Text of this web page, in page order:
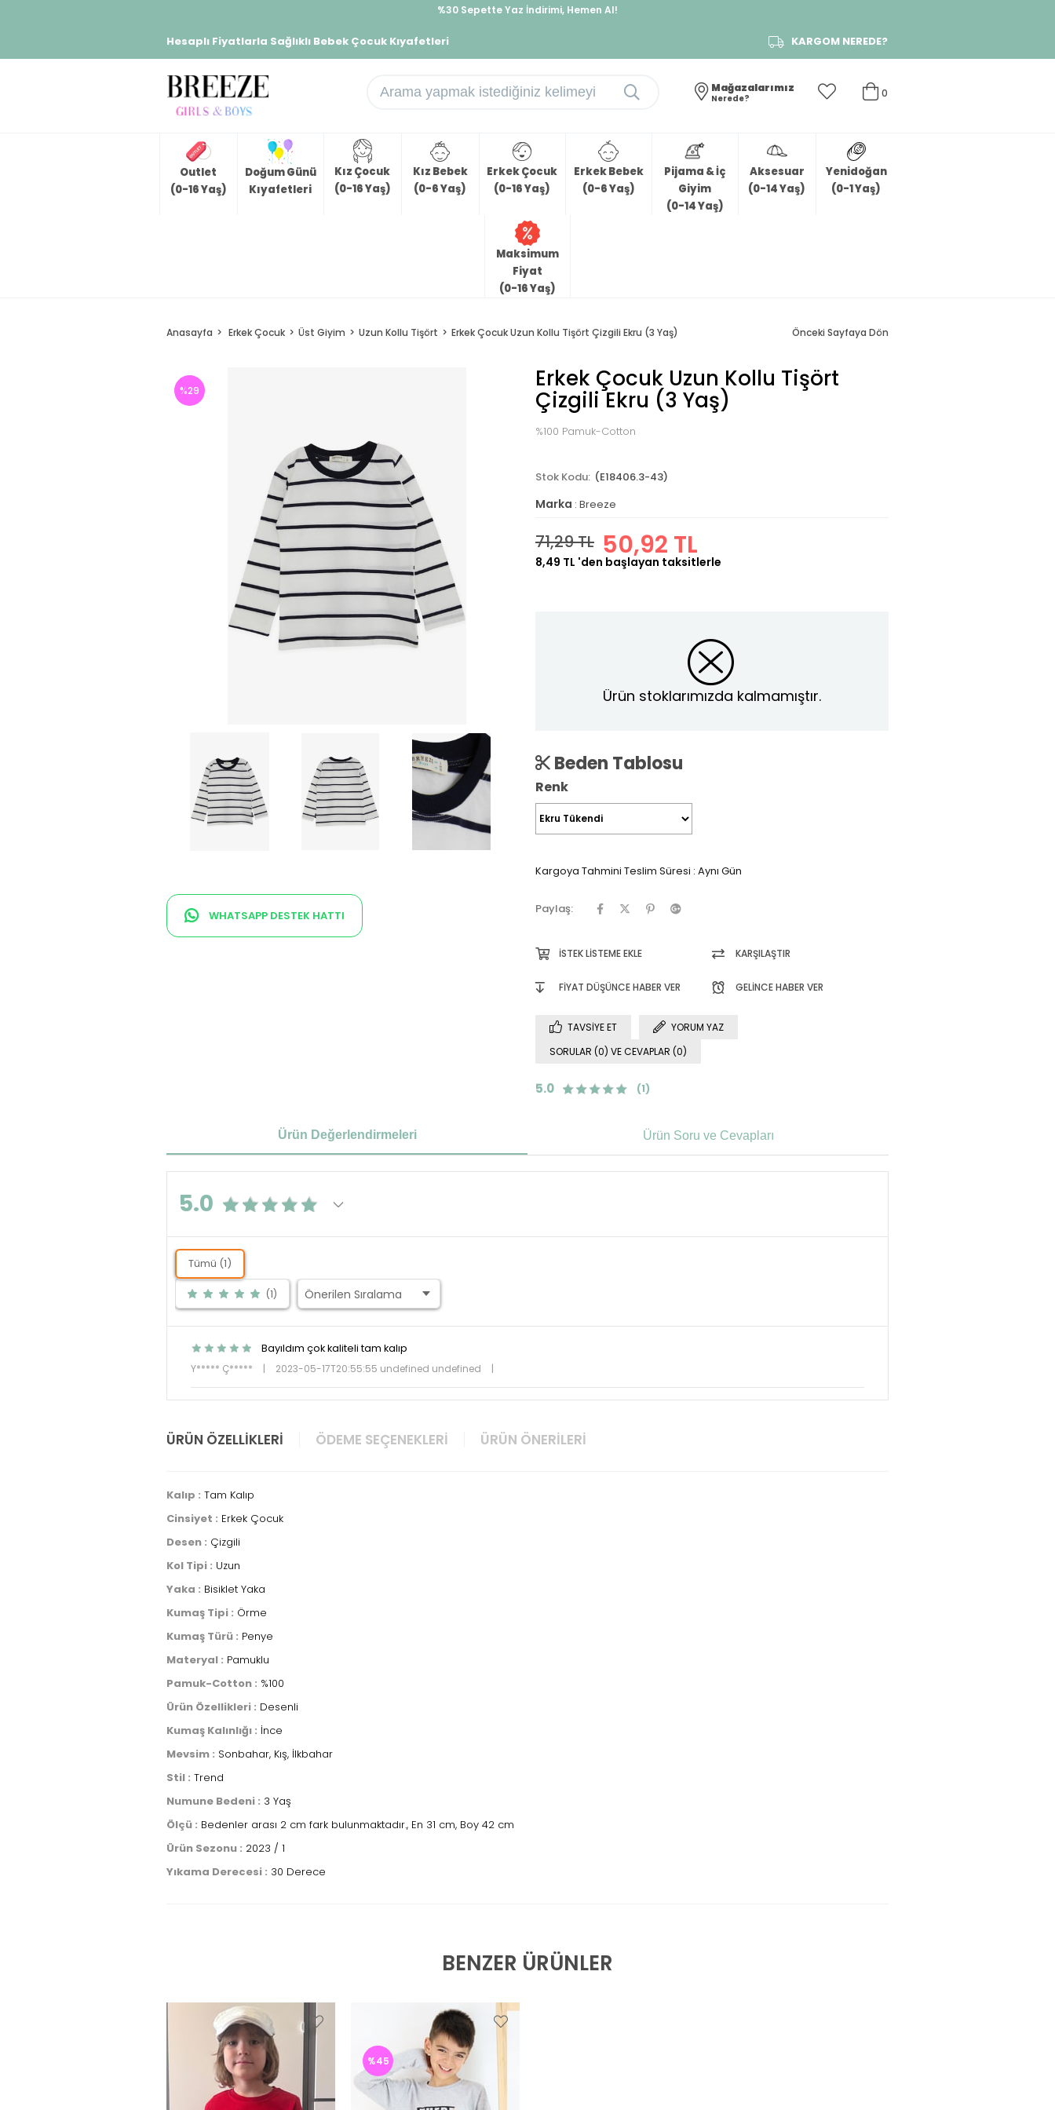
%30 Sepette Yaz İndirimi, Hemen Al!
Hesaplı Fiyatlarla Sağlıklı Bebek Çocuk Kıyafetleri KARGOM NEREDE?
0
Mağazalarımız
Nerede?
Outlet
(0-16 Yaş)
Doğum Günü
Kıyafetleri
Kız Çocuk
(0-16 Yaş)
Kız Bebek
(0-6 Yaş)
Erkek Çocuk
(0-16 Yaş)
Erkek Bebek
(0-6 Yaş)
Pijama & İç
Giyim
(0-14 Yaş)
Aksesuar
(0-14 Yaş)
Yenidoğan
(0-1 Yaş)
Maksimum
Fiyat
(0-16 Yaş)
Anasayfa Erkek Çocuk Üst Giyim Uzun Kollu Tişört Erkek Çocuk Uzun Kollu Tişört Çizgili Ekru (3 Yaş) Önceki Sayfaya Dön
%29
WHATSAPP DESTEK HATTI
Erkek Çocuk Uzun Kollu Tişört
Çizgili Ekru (3 Yaş)
%100 Pamuk-Cotton
(E18406.3-43)
Marka : Breeze
71,29 TL 50,92 TL
8,49 TL 'den başlayan taksitlerle
Ürün stoklarımızda kalmamıştır.
Beden Tablosu
Renk
Kargoya Tahmini Teslim Süresi : Aynı Gün
Paylaş:
İSTEK LISTEME EKLE KARŞILAŞTIR
FIYAT DÜŞÜNCE HABER VER GELINCE HABER VER
TAVSIYE ET
YORUM YAZ
SORULAR (0) VE CEVAPLAR (0)
5.0 (1)
Ürün Değerlendirmeleri Ürün Soru ve Cevapları
5.0
Tümü (1)
(1)
Bayıldım çok kaliteli tam kalıp
Y***** Ç*****
| 2023-05-17T20:55:55 undefined undefined |
ÜRÜN ÖZELLIKLERI ÖDEME SEÇENEKLERI ÜRÜN ÖNERILERI
Kalıp : Tam Kalıp
Cinsiyet : Erkek Çocuk
Desen : Çizgili
Kol Tipi : Uzun
Yaka : Bisiklet Yaka
Kumaş Tipi : Örme
Kumaş Türü : Penye
Materyal : Pamuklu
Pamuk-Cotton : %100
Ürün Özellikleri : Desenli
Kumaş Kalınlığı : İnce
Mevsim : Sonbahar, Kış, İlkbahar
Stil : Trend
Numune Bedeni : 3 Yaş
Ölçü : Bedenler arası 2 cm fark bulunmaktadır., En 31 cm, Boy 42 cm
Ürün Sezonu : 2023 / 1
Yıkama Derecesi : 30 Derece
BENZER ÜRÜNLER
%45